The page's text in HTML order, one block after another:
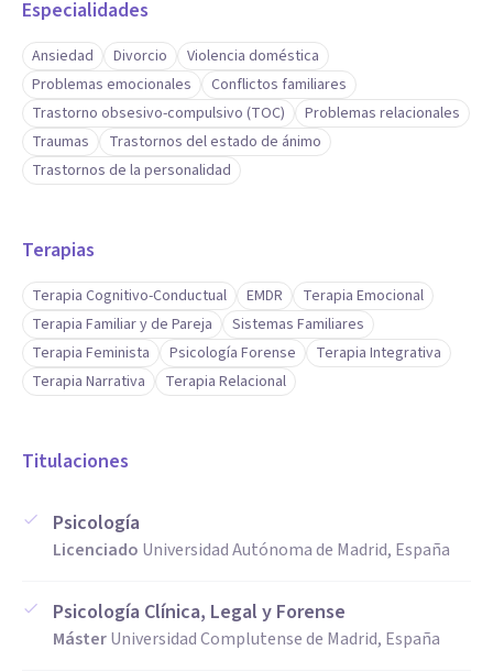
ritmo, atendiendo sus demandas y aportando la perspectiva
profesional más adecuada a cada un@.
Especialidades
Ansiedad Divorcio
Violencia doméstica
Problemas emocionales
Conflictos familiares
Trastorno obsesivo-compulsivo (TOC)
Problemas relacionales
Traumas
Trastornos del estado de ánimo
Trastornos de la personalidad
Terapias
Terapia Cognitivo-Conductual EMDR
Terapia Emocional
Terapia Familiar y de Pareja
Sistemas Familiares
Terapia Feminista
Psicología Forense
Terapia Integrativa
Terapia Narrativa
Terapia Relacional
Titulaciones
Psicología
Licenciado Universidad Autónoma de Madrid, España
Psicología Clínica, Legal y Forense
MásterUniversidad Complutense de Madrid, España